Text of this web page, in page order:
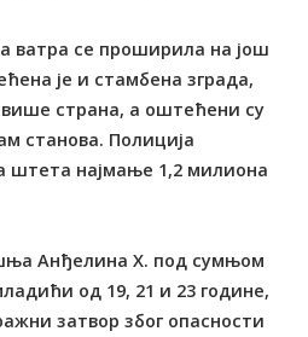
ватра се проширила на још
је и стамбена зграда,
више страна, а оштећени су
станова. Полиција
штета најмање 1,2 милиона
Анђелина Х. под сумњом
од 19, 21 и 23 године,
затвор због опасности